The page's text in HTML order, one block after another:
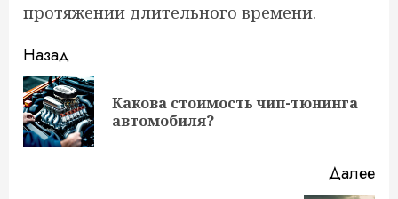
протяжении длительного времени.
Продолжить
чтение
Назад
Какова стоимость чип-тюнинга
автомобиля?
Далее